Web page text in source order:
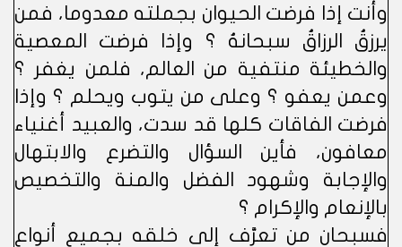
وأنت إذا فرضت الحيوان بجملته معدوما، فمن
يرزقُ الرزاقُ سبحانهُ ؟ وإذا فرضت المعصية
والخطيئة منتفية من العالم، فلمن يغفر ؟
وعمن يعفو ؟ وعلى من يتوب ويحلم ؟ وإذا
فرضت الفاقات كلها قد سدت، والعبيد أغنياء
معافون، فأين السؤال والتضرع والابتهال
والإجابة وشهود الفضل والمنة والتخصيص
بالإنعام والإكرام ؟
فسبحان من تعرَّف إلى خلقه بجميع أنواع